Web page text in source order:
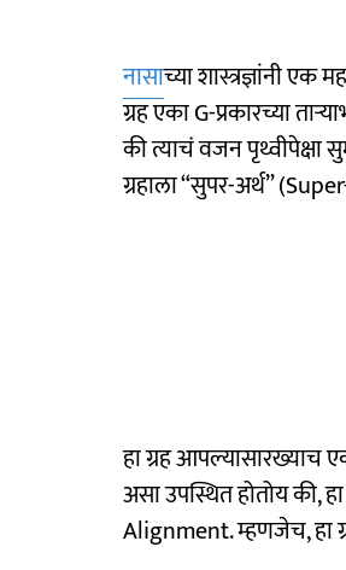
नासाच्या शास्त्रज्ञांनी एक
ग्रह एका G-प्रकारच्या
की त्याचं वजन
ग्रहाला “सुपर-अर्थ”
हा ग्रह आपल्यासारख्याच
असा उपस्थित होतोय की,
Alignment. म्हणजेच, हा